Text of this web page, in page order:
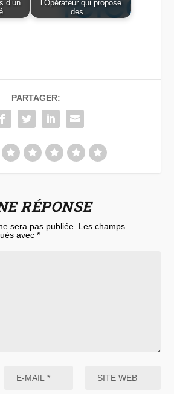
d’un
l’Opérateur qui propose
des…
PARTAGER:
RÉPONSE
sera pas publiée. Les champs
avec*